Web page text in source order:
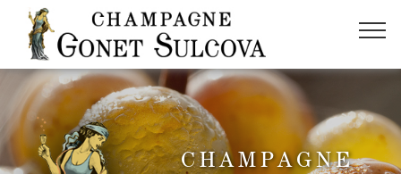
CHAMPAGNE